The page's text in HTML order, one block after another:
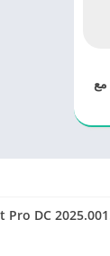
MotionBuilder 2025.1 مع